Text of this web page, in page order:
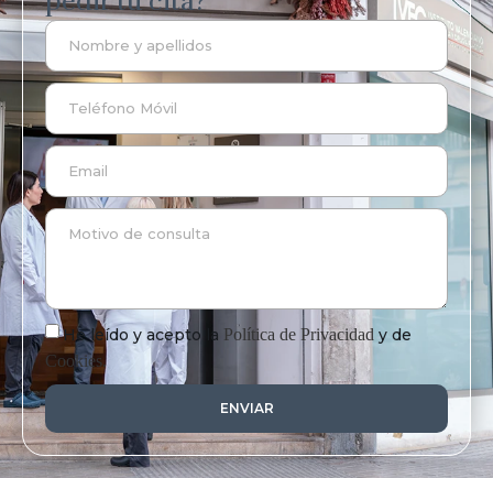
He leído y acepto la Política de Privacidad y de
Cookies.
ENVIAR